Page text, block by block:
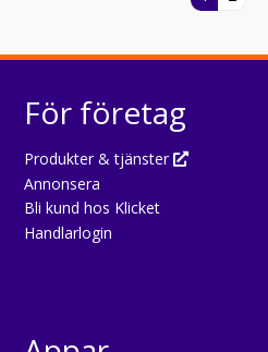
För företag
Produkter & tjänster
Annonsera
Bli kund hos Klicket
Handlarlogin